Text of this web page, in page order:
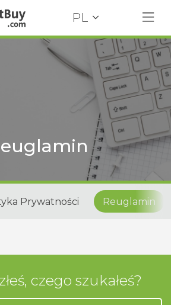
PL
Prywatności Reuglamin
czego szukałeś?